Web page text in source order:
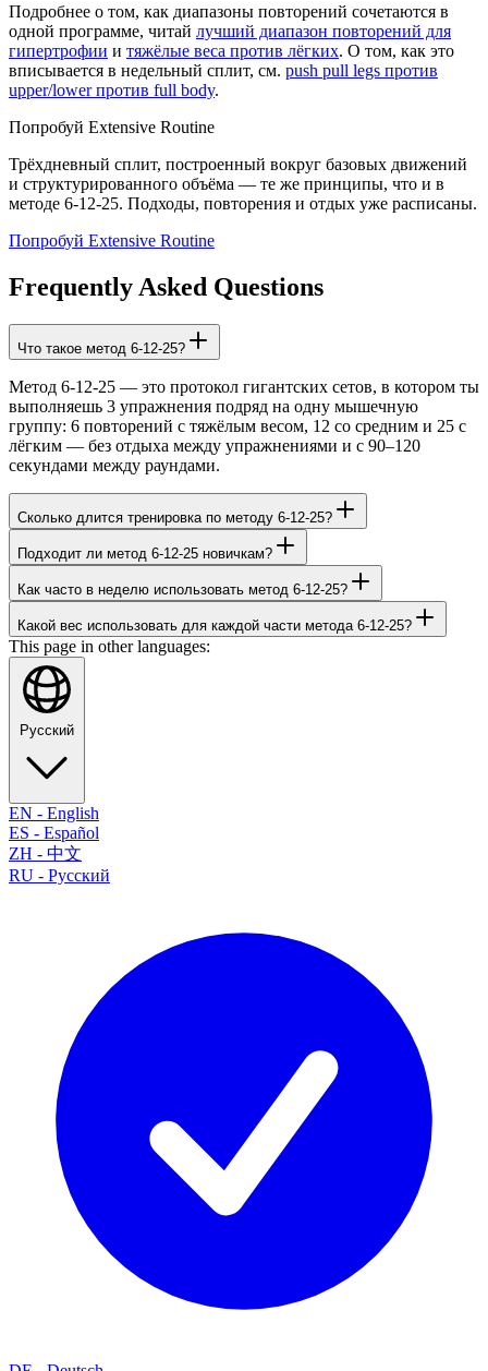
Подробнее о том, как диапазоны повторений сочетаются в
одной программе, читай лучший диапазон повторений для
гипертрофии и тяжёлые веса против лёгких. О том, как это
вписывается в недельный сплит, см. push pull legs против
upper/lower против full body.
Попробуй Extensive Routine
Трёхдневный сплит, построенный вокруг базовых движений
и структурированного объёма — те же принципы, что и в
методе 6-12-25. Подходы, повторения и отдых уже расписаны.
Попробуй Extensive Routine
Frequently Asked Questions
Что такое метод 6-12-25?
Метод 6-12-25 — это протокол гигантских сетов, в котором ты
выполняешь 3 упражнения подряд на одну мышечную
группу: 6 повторений с тяжёлым весом, 12 со средним и 25 с
лёгким — без отдыха между упражнениями и с 90–120
секундами между раундами.
Сколько длится тренировка по методу 6-12-25?
Подходит ли метод 6-12-25 новичкам?
Как часто в неделю использовать метод 6-12-25?
Какой вес использовать для каждой части метода 6-12-25?
This page in other languages:
Русский
EN - English
ES - Español
ZH - 中文
RU - Русский